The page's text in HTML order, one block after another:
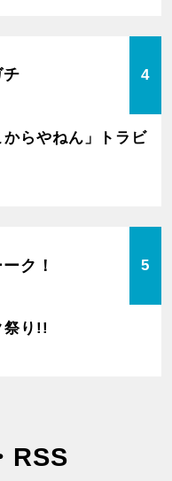
4
らやねん」トラビ
ク！ 5
祭り!!
RSS